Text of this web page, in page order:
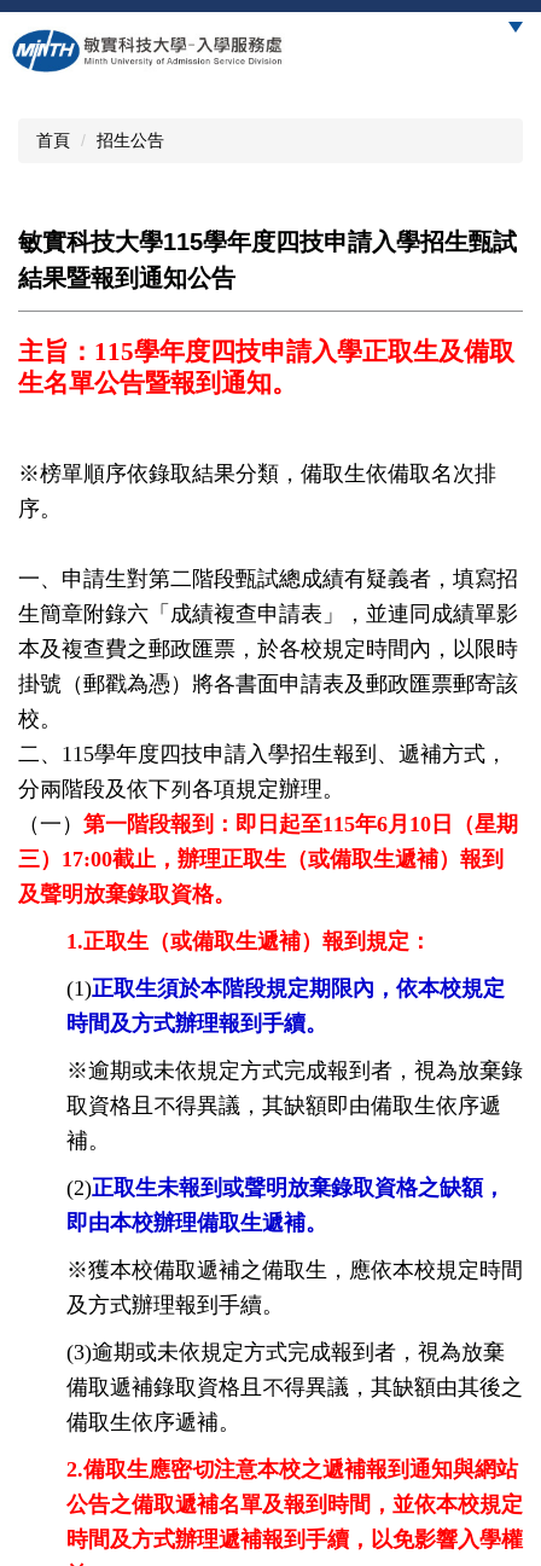
跳
到
主
首頁 招生公告
敏實科技大學115學年度四技申請入學招生甄試
結果暨報到通知公告
主旨：115學年度四技申請入學正取生及備取
生名單公告暨報到通知。
※榜單順序依錄取結果分類，備取生依備取名次排
序。
一、申請生對第二階段甄試總成績有疑義者，填寫招
生簡章附錄六「成績複查申請表」，並連同成績單影
本及複查費之郵政匯票，於各校規定時間內，以限時
掛號（郵戳為憑）將各書面申請表及郵政匯票郵寄該
校。
二、115學年度四技申請入學招生報到、遞補方式，
分兩階段及依下列各項規定辦理。
（一） 第一階段報到：即日起至115年6月10日（星期
三）17:00截止，辦理正取生（或備取生遞補）報到
及聲明放棄錄取資格。
1.正取生（或備取生遞補）報到規定：
(1)正取生須於本階段規定期限內，依本校規定
時間及方式辦理報到手續。
※逾期或未依規定方式完成報到者，視為放棄錄
取資格且不得異議，其缺額即由備取生依序遞
補。
(2)正取生未報到或聲明放棄錄取資格之缺額，
即由本校辦理備取生遞補。
※獲本校備取遞補之備取生，應依本校規定時間
及方式辦理報到手續。
(3)逾期或未依規定方式完成報到者，視為放棄
備取遞補錄取資格且不得異議，其缺額由其後之
備取生依序遞補。
2.備取生應密切注意本校之遞補報到通知與網站
公告之備取遞補名單及報到時間，並依本校規定
時間及方式辦理遞補報到手續，以免影響入學權